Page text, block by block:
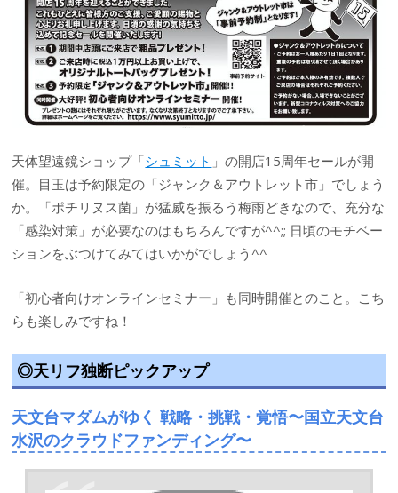
天体望遠鏡ショップ「シュミット 」の開店15周年セールが開
催。目玉は予約限定の「ジャンク＆アウトレット市」でしょう
か。「ポチリヌス菌」が猛威を振るう梅雨どきなので、充分な
「感染対策」が必要なのはもちろんですが^^;; 日頃のモチベー
ションをぶつけてみてはいかがでしょう^^
「初心者向けオンラインセミナー」も同時開催とのこと。こち
らも楽しみですね！
◎天リフ独断ピックアップ
天文台マダムがゆく 戦略・挑戦・覚悟〜国立天文台
水沢のクラウドファンディング〜